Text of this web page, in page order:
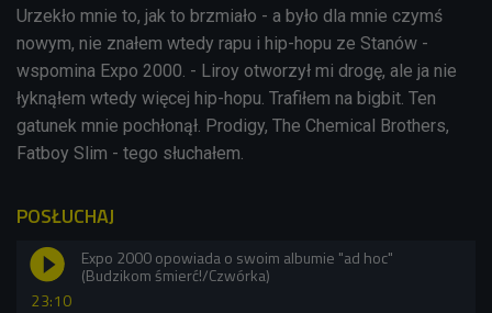
Urzekło mnie to, jak to brzmiało - a było dla mnie czymś
nowym, nie znałem wtedy rapu i hip-hopu ze Stanów -
wspomina Expo 2000. - Liroy otworzył mi drogę, ale ja nie
łyknąłem wtedy więcej hip-hopu. Trafiłem na bigbit. Ten
gatunek mnie pochłonął. Prodigy, The Chemical Brothers,
Fatboy Slim - tego słuchałem.
POSŁUCHAJ
23:10
Expo 2000 opowiada o swoim albumie "ad hoc"
(Budzikom śmierć!/Czwórka)